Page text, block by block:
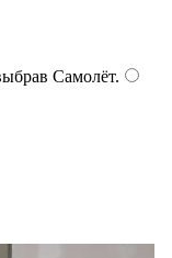
Самолёт.